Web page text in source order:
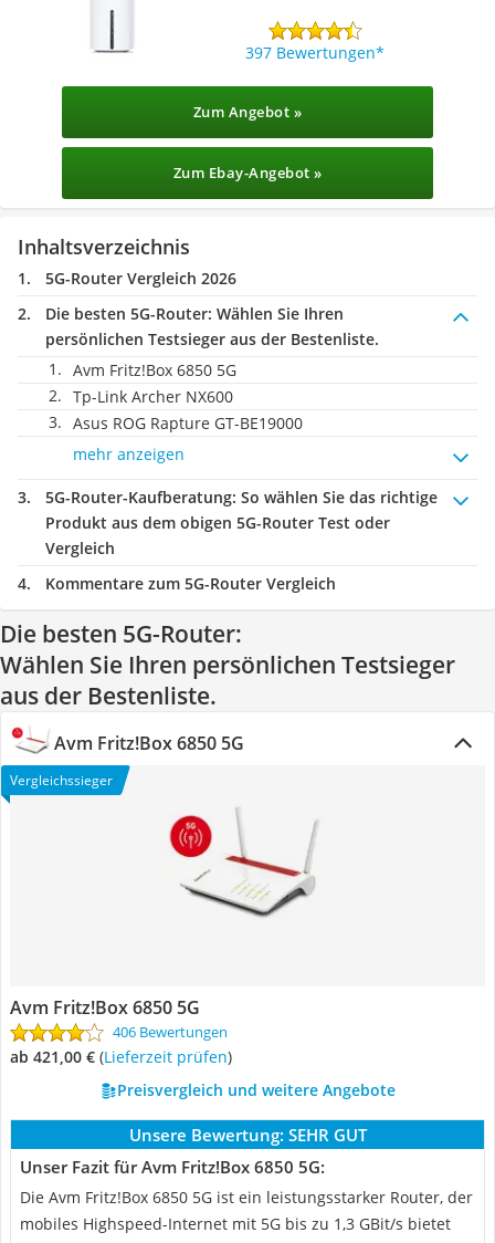
397 Bewertungen
Zum Angebot »
Zum Ebay-Angebot »
Inhaltsverzeichnis
5G-Router Vergleich 2026
Die besten 5G-Router: Wählen Sie Ihren
persönlichen Testsieger aus der Bestenliste.
Avm Fritz!Box 6850 5G
Tp-Link Archer NX600
Asus ROG Rapture GT-BE19000
mehr anzeigen
5G-Router-Kaufberatung: So wählen Sie das richtige
Produkt aus dem obigen 5G-Router Test oder
Vergleich
Kommentare zum 5G-Router Vergleich
Die besten 5G-Router:
Wählen Sie Ihren persönlichen Testsieger
aus der Bestenliste.
Avm Fritz!Box 6850 5G
Vergleichssieger
Avm Fritz!Box 6850 5G
406 Bewertungen
ab 421,00 € (Lieferzeit prüfen)
Preisvergleich und weitere Angebote
Unsere Bewertung: SEHR GUT
Unser Fazit für Avm Fritz!Box 6850 5G:
Die Avm Fritz!Box 6850 5G ist ein leistungsstarker Router, der
mobiles Highspeed-Internet mit 5G bis zu 1,3 GBit/s bietet